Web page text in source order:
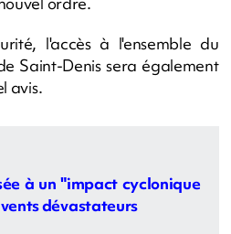
l'accès à l'ensemble du
Saint-Denis sera également
avis.
à un "impact cyclonique
dévastateurs